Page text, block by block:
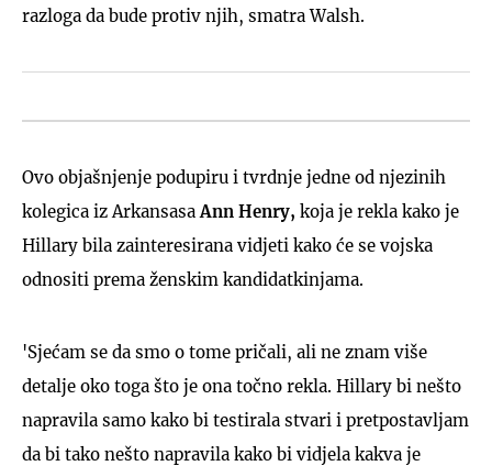
razloga da bude protiv njih, smatra Walsh.
Ovo objašnjenje podupiru i tvrdnje jedne od njezinih
kolegica iz Arkansasa Ann Henry, koja je rekla kako je
Hillary bila zainteresirana vidjeti kako će se vojska
odnositi prema ženskim kandidatkinjama.
'Sjećam se da smo o tome pričali, ali ne znam više
detalje oko toga što je ona točno rekla. Hillary bi nešto
napravila samo kako bi testirala stvari i pretpostavljam
da bi tako nešto napravila kako bi vidjela kakva je